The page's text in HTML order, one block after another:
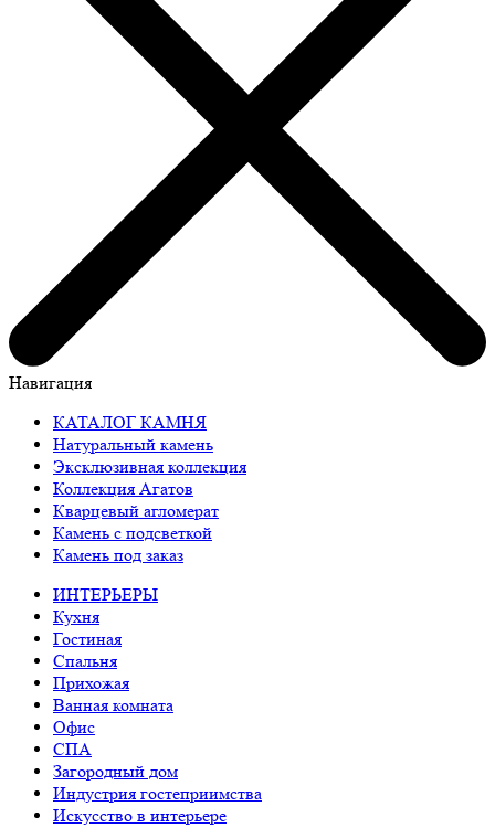
Навигация
КАТАЛОГ КАМНЯ
Натуральный камень
Эксклюзивная коллекция
Коллекция Агатов
Кварцевый агломерат
Камень с подсветкой
Камень под заказ
ИНТЕРЬЕРЫ
Кухня
Гостиная
Спальня
Прихожая
Ванная комната
Офис
СПА
Загородный дом
Индустрия гостеприимства
Искусство в интерьере